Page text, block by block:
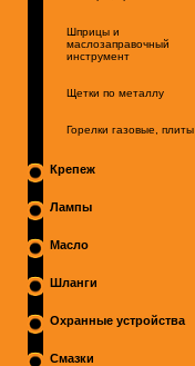
Шприцы и
маслозаправочный
инструмент
Щетки по металлу
Горелки газовые, плиты
Крепеж
Лампы
Масло
Шланги
Охранные устройства
Смазки